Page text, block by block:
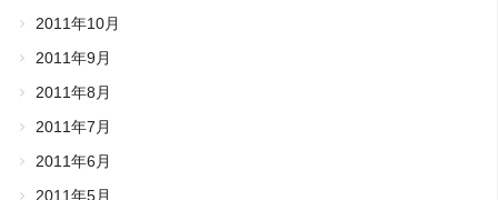
2011年10月
2011年9月
2011年8月
2011年7月
2011年6月
2011年5月